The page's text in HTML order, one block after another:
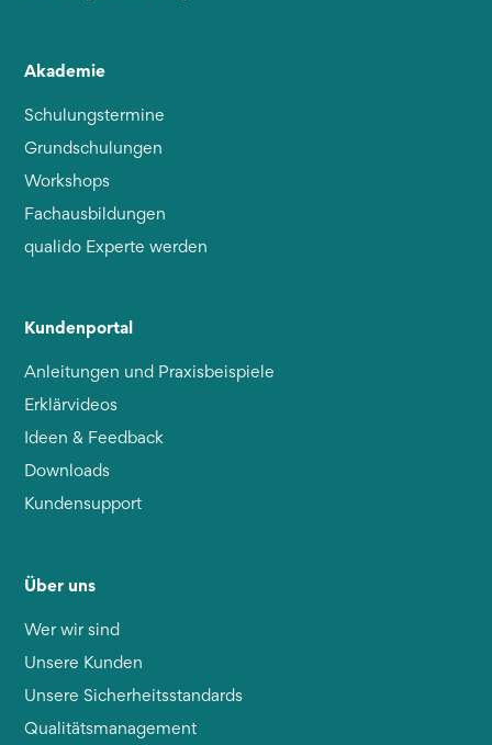
Akademie
Schulungstermine
Grundschulungen
Workshops
Fachausbildungen
qualido Experte werden
Kundenportal
Anleitungen und Praxisbeispiele
Erklärvideos
Ideen & Feedback
Downloads
Kundensupport
Über uns
Wer wir sind
Unsere Kunden
Unsere Sicherheitsstandards
Qualitätsmanagement